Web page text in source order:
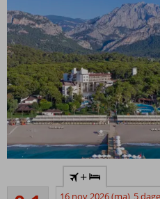
Direct aan
privéstrand
Uitstekend
+
16 nov 2026 (ma) 5